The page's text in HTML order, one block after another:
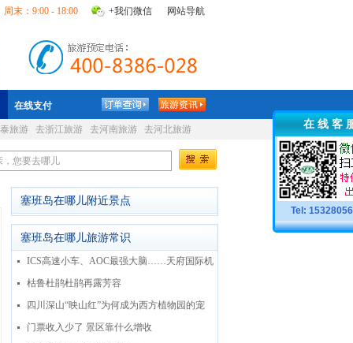
网站导航
末：9:00 - 18:00 +我们微信
在线支付
旅游 去浙江旅游 去河南旅游 去河北旅游
塞班岛在哪儿附近景点
塞班岛在哪儿旅游常识
ICS高速小车、AOC最强大脑……天府国际机
场教你“新知识”
枯鲁杜鹃杜鹃再露芳容
四川深山“映山红”为何成为西方植物园的宠
儿？
门票收入少了 景区靠什么增收
在 线 客
Tel: